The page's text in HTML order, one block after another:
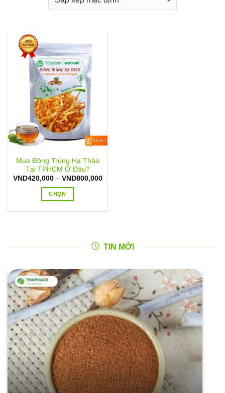
Mua Đông Trùng Hạ Thảo
Tại TPHCM Ở Đâu?
VND420,000 – VND800,000Khoảng
VND800,000
CHỌN
nhiều
thể.
Các
tùy
chọn
có
thể
được
chọn
trên
trang
sản
phẩm
TIN MỚI